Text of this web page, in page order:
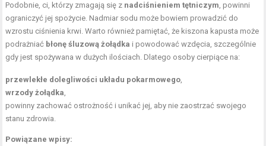
Podobnie, ci, którzy zmagają się z nadciśnieniem tętniczym, powinni
ograniczyć jej spożycie. Nadmiar sodu może bowiem prowadzić do
wzrostu ciśnienia krwi. Warto również pamiętać, że kiszona kapusta może
podrażniać błonę śluzową żołądka i powodować wzdęcia, szczególnie
gdy jest spożywana w dużych ilościach. Dlatego osoby cierpiące na:
przewlekłe dolegliwości układu pokarmowego,
wrzody żołądka,
powinny zachować ostrożność i unikać jej, aby nie zaostrzać swojego
stanu zdrowia.
Powiązane wpisy: